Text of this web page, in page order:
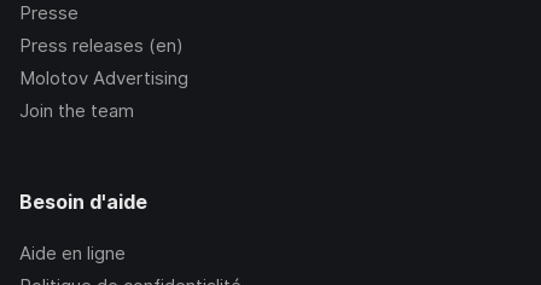
Presse
Press releases (en)
Molotov Advertising
Join the team
Besoin d'aide
Aide en ligne